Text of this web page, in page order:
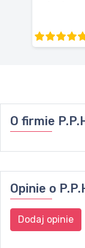
O firmie
Opinie o
Dodaj opinie